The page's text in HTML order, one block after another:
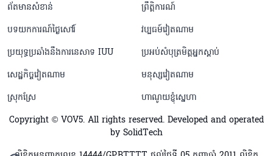
ព័តមានសំខាន់
ព្រឹត្តិការណ៍
បទយកការណ៍ថ្ងៃសៅរ៍
វប្បធម៍វៀតណាម
ប្រយុទ្ធប្រឆាំងនឹងការនេសាទ IUU
ប្រអប់សំបុត្រមិត្តអ្នកស្តាប់
សេដ្ឋកិច្ចវៀតណាម
មនុស្សវៀតណាម
ស្រុកស្រែ
ហាណូយខ្ញុំស្នេហា
Copyright © VOV5. All rights reserved. Developed and operated
by SolidTech